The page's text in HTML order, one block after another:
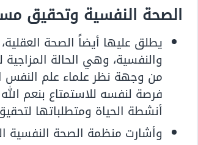
الصحة النفسية وتحقيق
يطلق عليها أيضاً الصحة
والنفسية، وهي الحالة
من وجهة نظر علماء علم النفس
فرصة لنفسه للاستمتاع بنعم
أنشطة الحياة ومتطلباتها
وأشارت منظمة الصحة النفسية